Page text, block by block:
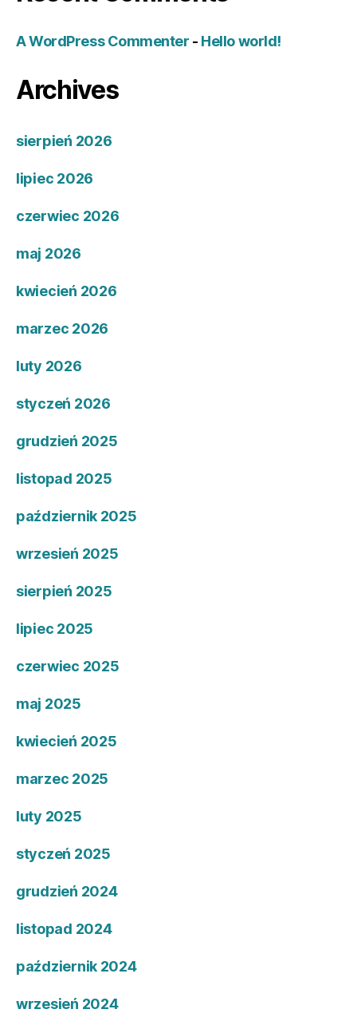
A WordPress Commenter - Hello world!
Archives
sierpień 2026
lipiec 2026
czerwiec 2026
maj 2026
kwiecień 2026
marzec 2026
luty 2026
styczeń 2026
grudzień 2025
listopad 2025
październik 2025
wrzesień 2025
sierpień 2025
lipiec 2025
czerwiec 2025
maj 2025
kwiecień 2025
marzec 2025
luty 2025
styczeń 2025
grudzień 2024
listopad 2024
październik 2024
wrzesień 2024